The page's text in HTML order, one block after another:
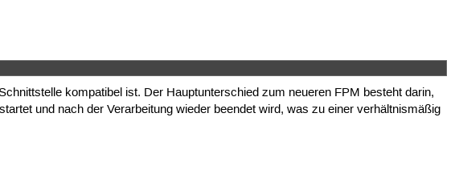
kompatibel ist. Der Hauptunterschied zum neueren FPM besteht darin,
und nach der Verarbeitung wieder beendet wird, was zu einer verhältnismäßig